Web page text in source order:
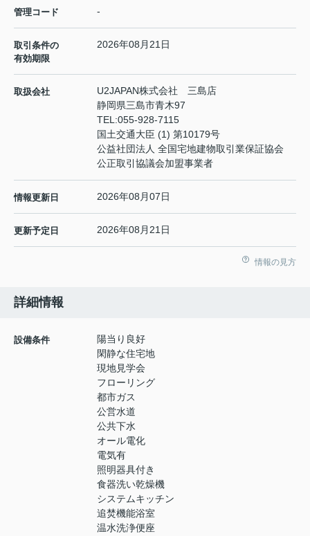
管理コード -
取引条件の
有効期限
2026年08月21日
取扱会社
U2JAPAN株式会社 三島店
静岡県三島市青木97
TEL:055-928-7115
国土交通大臣 (1) 第10179号
公益社団法人 全国宅地建物取引業保証協会
公正取引協議会加盟事業者
情報更新日 2026年08月07日
更新予定日 2026年08月21日
情報の見方
詳細情報
設備条件
陽当り良好
閑静な住宅地
現地見学会
フローリング
都市ガス
公営水道
公共下水
オール電化
電気有
照明器具付き
食器洗い乾燥機
システムキッチン
追焚機能浴室
温水洗浄便座